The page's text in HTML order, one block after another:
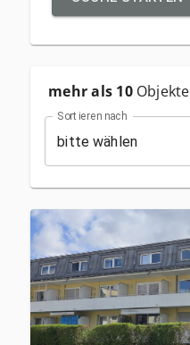
mehr als 10 Objekte
Sortieren nach
bitte wählen